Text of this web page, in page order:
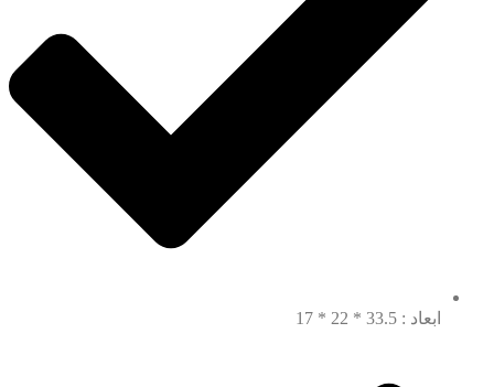
ابعاد : 33.5 * 22 * 17